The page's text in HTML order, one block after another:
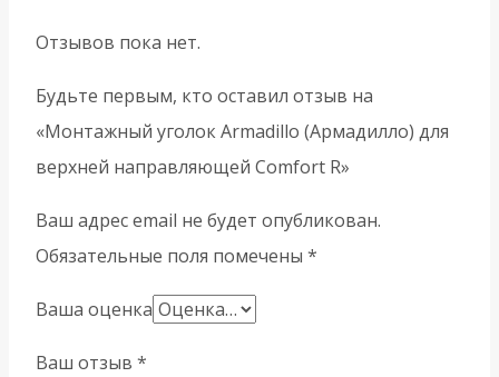
Отзывов пока нет.
Будьте первым, кто оставил отзыв на
«Монтажный уголок Armadillo (Армадилло) для
верхней направляющей Comfort R»
Ваш адрес email не будет опубликован.
Обязательные поля помечены *
Ваша оценка
Ваш отзыв *